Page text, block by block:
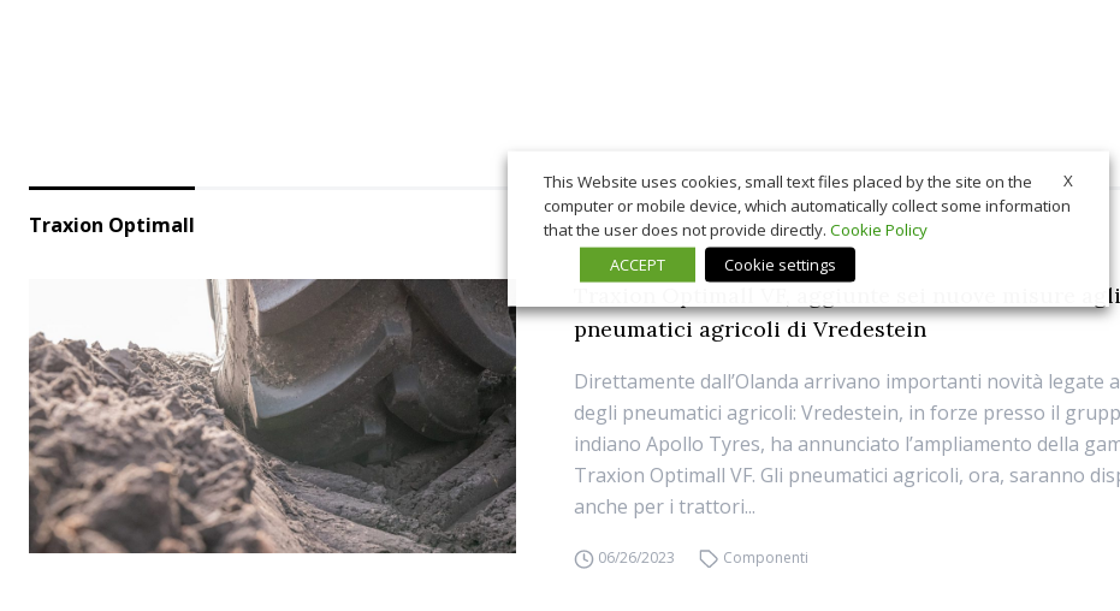
Traxion Optimall
Traxion Optimall VF, aggiunte sei nuove misure agli
pneumatici agricoli di Vredestein
Direttamente dall’Olanda arrivano importanti novità legate
degli pneumatici agricoli: Vredestein, in forze presso il
indiano Apollo Tyres, ha annunciato l’ampliamento della
Traxion Optimall VF. Gli pneumatici agricoli, ora, saranno
anche per i trattori...
06/26/2023 Componenti
X
This Website uses cookies, small text files placed by the site on the
computer or mobile device, which automatically collect some information
that the user does not provide directly. Cookie Policy
ACCEPT
Cookie settings